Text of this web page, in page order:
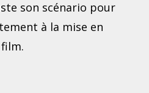
son scénario pour
à la mise en